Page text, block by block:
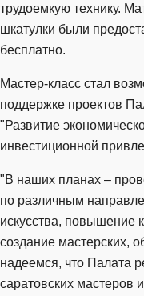
трудоемкую технику.
шкатулки были
бесплатно.
Мастер-класс стал
поддержке проектов
"Развитие
инвестиционной
"В наших планах –
по различным
искусства, повышение
создание мастерских,
надеемся, что Палата
саратовских мастеров